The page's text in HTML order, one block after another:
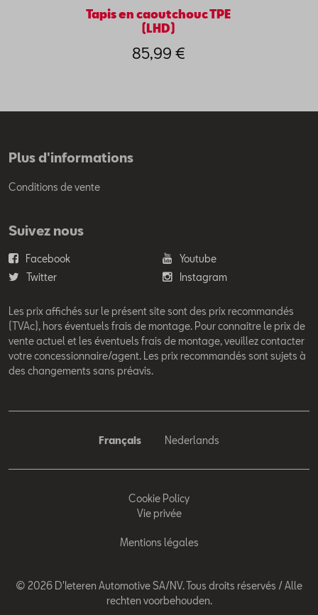
Tapis en caoutchouc TPE
(LHD)
85,99 €
Plus d'informations
Conditions de vente
Suivez nous
Facebook
Youtube
Twitter
Instagram
Les prix affichés sur le présent site sont des prix recommandés
(TVAc), hors éventuels frais de montage. Pour connaitre le prix de
vente actuel et les éventuels frais de montage, veuillez contacter
votre concessionnaire/agent. Les prix recommandés sont sujets à
des changements sans préavis.
Mentions légales
Cookie Policy
Vie privée
Français Nederlands
© 2026 D'Ieteren Automotive SA/NV. Tous droits réservés / Alle
rechten voorbehouden.